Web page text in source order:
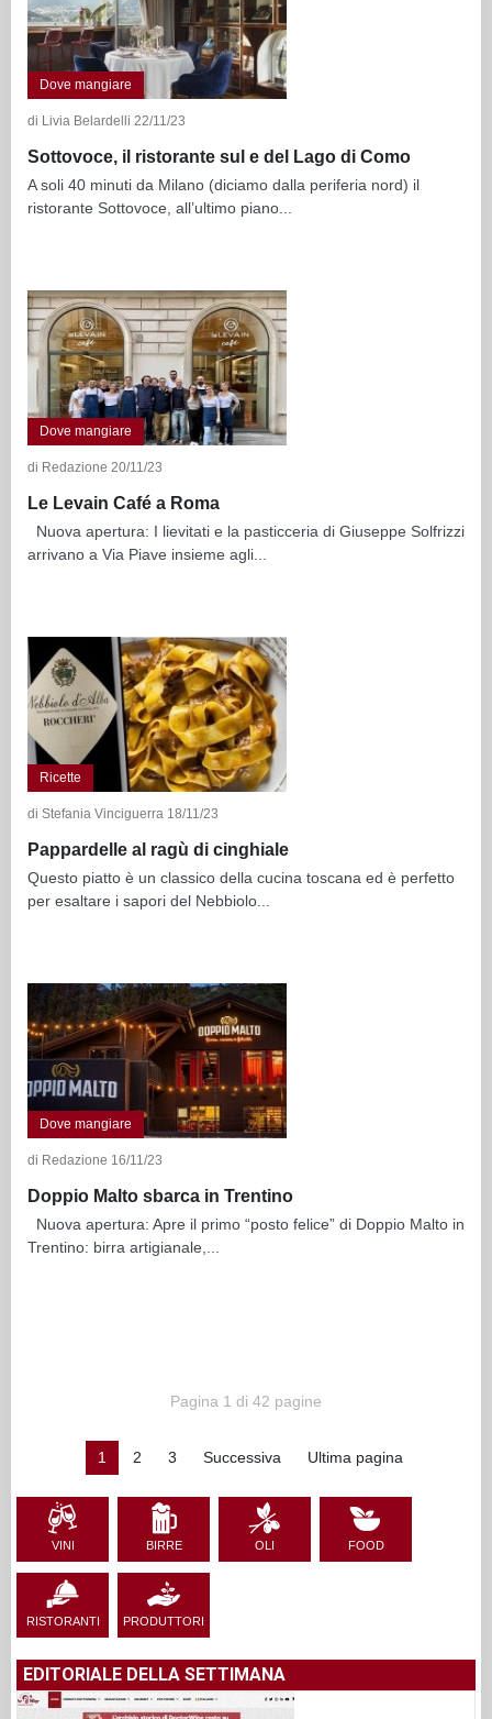
Dove mangiare
di Livia Belardelli 22/11/23
Sottovoce, il ristorante sul e del Lago di Como
A soli 40 minuti da Milano (diciamo dalla periferia nord) il
ristorante Sottovoce, all’ultimo piano...
Dove mangiare
di Redazione 20/11/23
Le Levain Café a Roma
Nuova apertura: I lievitati e la pasticceria di Giuseppe Solfrizzi
arrivano a Via Piave insieme agli...
Ricette
di Stefania Vinciguerra 18/11/23
Pappardelle al ragù di cinghiale
Questo piatto è un classico della cucina toscana ed è perfetto
per esaltare i sapori del Nebbiolo...
Dove mangiare
di Redazione 16/11/23
Doppio Malto sbarca in Trentino
Nuova apertura: Apre il primo “posto felice” di Doppio Malto in
Trentino: birra artigianale,...
Pagina 1 di 42 pagine
1 2 3 Successiva Ultima pagina
VINI BIRRE OLI FOOD
RISTORANTI PRODUTTORI
EDITORIALE DELLA SETTIMANA